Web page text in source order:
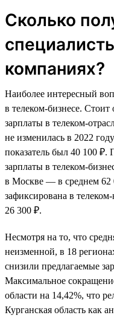
Сколько
компаниях?
Наиболее интересный
в телеком-бизнесе. Стоит
зарплаты в телеком-
не изменилась в 2022
показатель был 40 100 ₽.
зарплаты в телеком-
в Москве — в среднем 62
зафиксирована в
26 300 ₽.
Несмотря на то, что
неизменной, в 18
снизили предлагаемые
Максимальное
области на 14,42%, что
Курганская область как